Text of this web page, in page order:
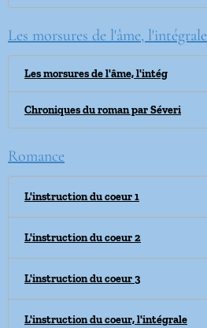
Les morsures de l'âme, l'intégrale
Les morsures de l'âme, l'intég
Chroniques du roman par Séveri
Romance
L'instruction du coeur 1
L'instruction du coeur 2
L'instruction du coeur 3
L'instruction du coeur, l'intégrale